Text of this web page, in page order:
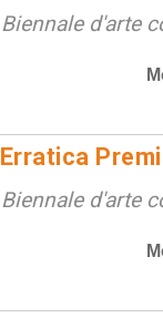
Biennale d'arte
Erratica
Biennale d'arte